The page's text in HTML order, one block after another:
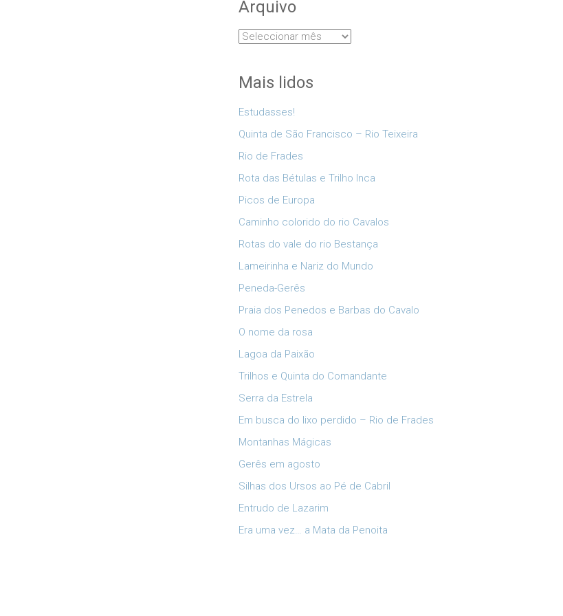
Arquivo
Arquivo
Mais lidos
Estudasses!
Quinta de São Francisco – Rio Teixeira
Rio de Frades
Rota das Bétulas e Trilho Inca
Picos de Europa
Caminho colorido do rio Cavalos
Rotas do vale do rio Bestança
Lameirinha e Nariz do Mundo
Peneda-Gerês
Praia dos Penedos e Barbas do Cavalo
O nome da rosa
Lagoa da Paixão
Trilhos e Quinta do Comandante
Serra da Estrela
Em busca do lixo perdido – Rio de Frades
Montanhas Mágicas
Gerês em agosto
Silhas dos Ursos ao Pé de Cabril
Entrudo de Lazarim
Era uma vez… a Mata da Penoita